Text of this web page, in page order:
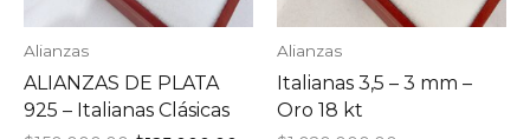
Alianzas
ALIANZAS DE PLATA
925 – Italianas Clásicas
Alianzas
Italianas 3,5 – 3 mm –
Oro 18 kt